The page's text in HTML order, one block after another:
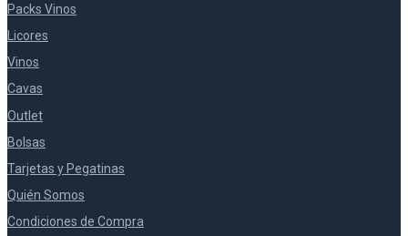
Packs Vinos
Licores
Vinos
Cavas
Outlet
Bolsas
Tarjetas y Pegatinas
Quién Somos
Condiciones de Compra